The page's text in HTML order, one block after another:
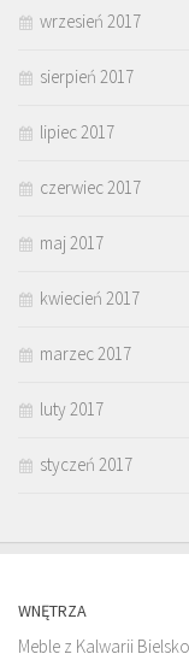
wrzesień 2017
sierpień 2017
lipiec 2017
czerwiec 2017
maj 2017
kwiecień 2017
marzec 2017
luty 2017
styczeń 2017
WNĘTRZA
Meble z Kalwarii